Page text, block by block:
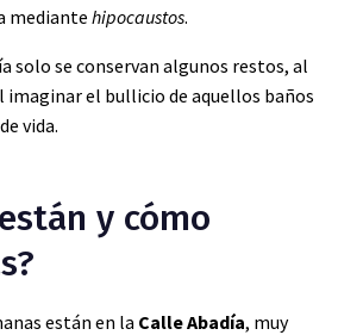
mediante hipocaustos.
solo se conservan algunos restos, al
el bullicio de aquellos baños
vida.
y cómo
están en la Calle Abadía, muy